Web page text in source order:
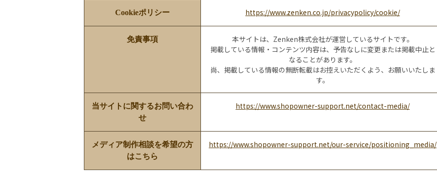
Cookieポリシー https://www.zenken.co.jp/privacypolicy/cookie/
免責事項
本サイトは、Zenken株式会社が運営しているサイトです。
掲載している情報・コンテンツ内容は、予告なしに変更または掲載中止と
なることがあります。
尚、掲載している情報の無断転載はお控えいただくよう、お願いいたしま
す。
当サイトに関するお問い合わ
せ
https://www.shopowner-support.net/contact-media/
メディア制作相談を希望の方
はこちら
https://www.shopowner-support.net/our-service/positioning_media/